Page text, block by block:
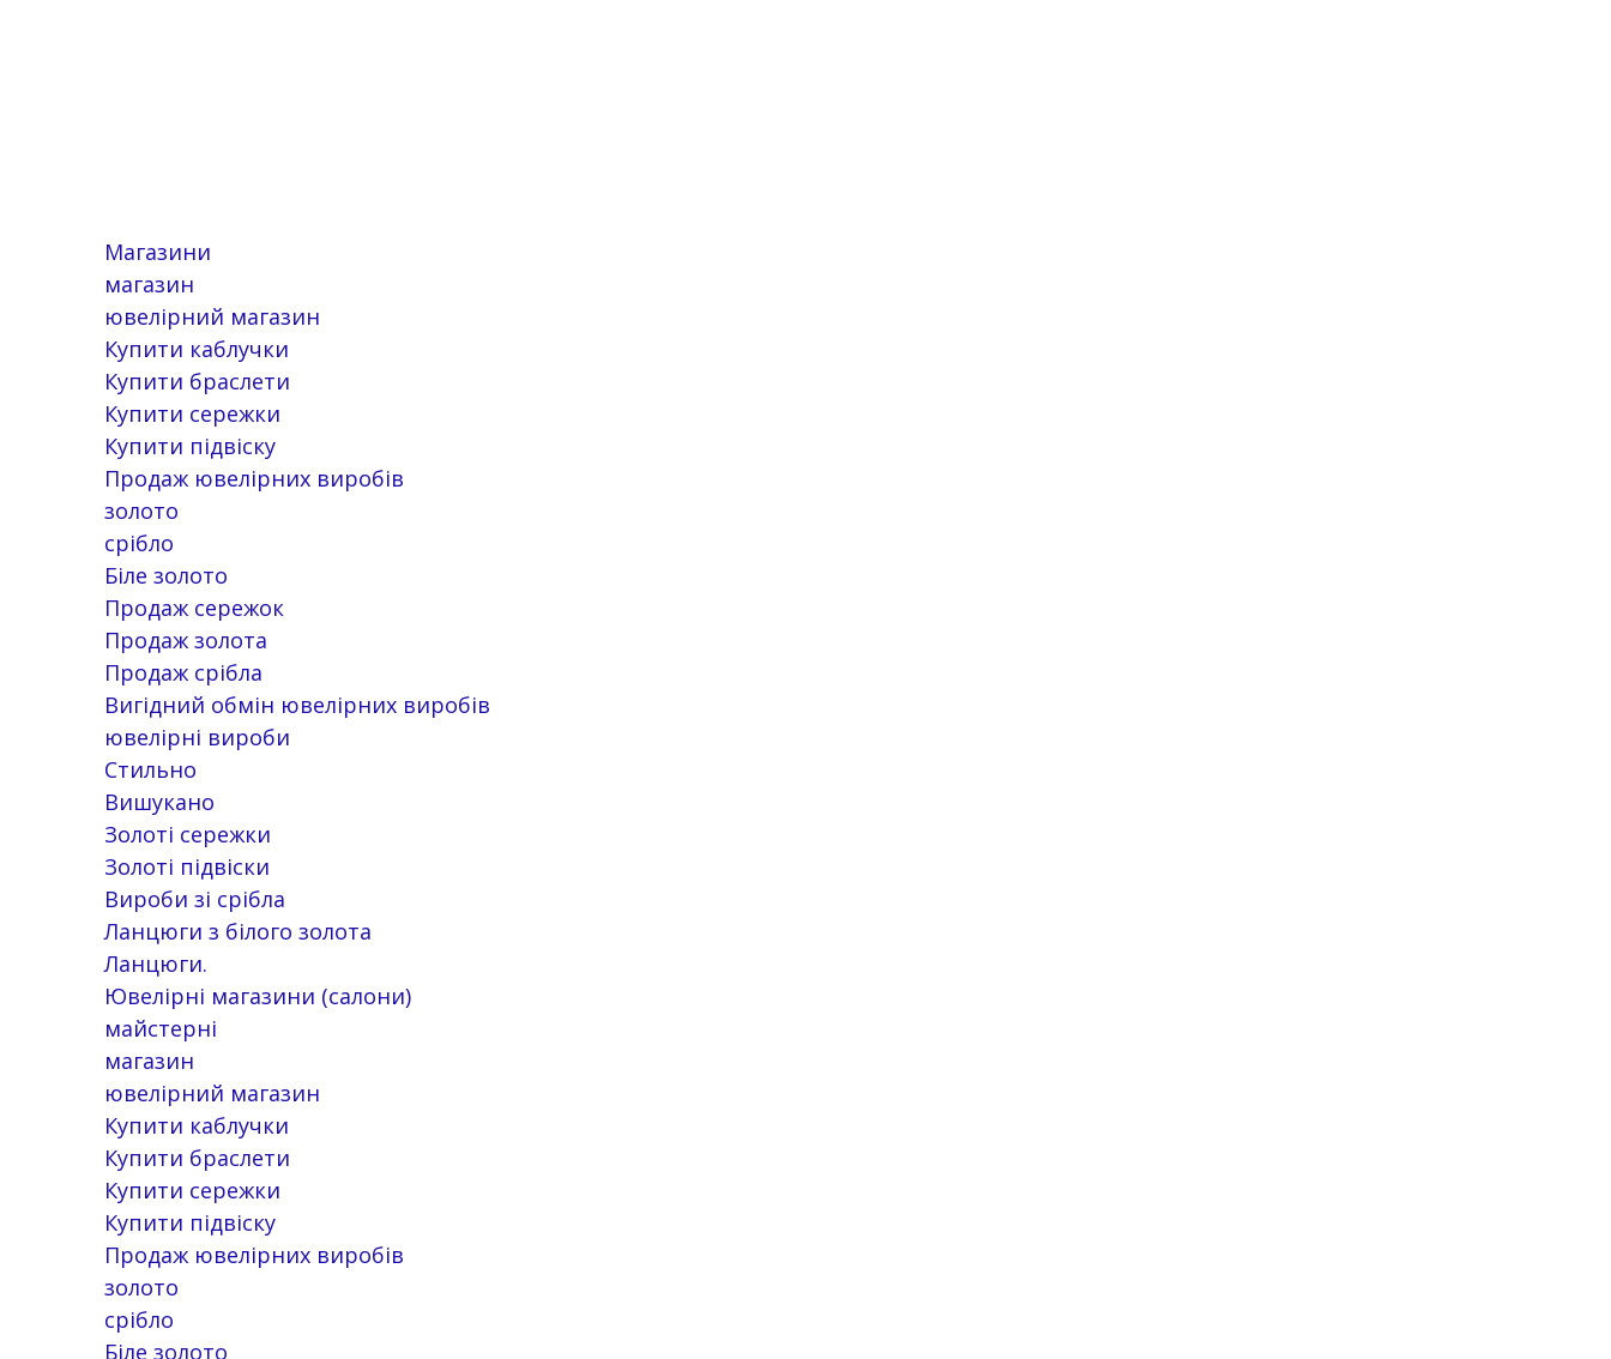
Магазини
магазин
ювелірний магазин
Купити каблучки
Купити браслети
Купити сережки
Купити підвіску
Продаж ювелірних виробів
золото
срібло
Біле золото
Продаж сережок
Продаж золота
Продаж срібла
Вигідний обмін ювелірних виробів
ювелірні вироби
Стильно
Вишукано
Золоті сережки
Золоті підвіски
Вироби зі срібла
Ланцюги з білого золота
Ланцюги.
Ювелірні магазини (салони)
майстерні
магазин
ювелірний магазин
Купити каблучки
Купити браслети
Купити сережки
Купити підвіску
Продаж ювелірних виробів
золото
срібло
Біле золото